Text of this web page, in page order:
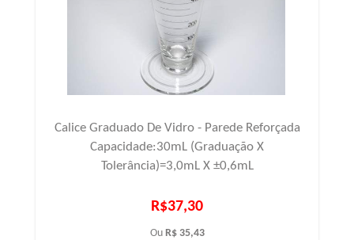
Calice Graduado De Vidro - Parede Reforçada
Capacidade:30mL (Graduação X
Tolerância)=3,0mL X ±0,6mL
R$37,30
Ou R$ 35,43